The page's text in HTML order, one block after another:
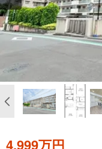
4,999万円